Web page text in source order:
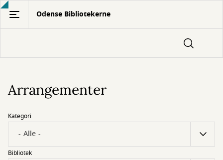
Gå
hovedindhold
Odense Bibliotekerne
Arrangementer
Kategori
Bibliotek